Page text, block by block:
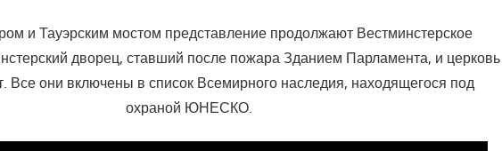
и Тауэрским мостом представление продолжают Вестминстерское
дворец, ставший после пожара Зданием Парламента, и церковь
Все они включены в список Всемирного наследия, находящегося под
охраной ЮНЕСКО.